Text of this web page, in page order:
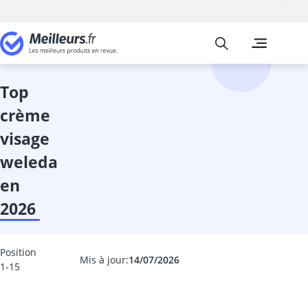
Beauté et
Ampoule
Meilleurs
top
crème
visage
weleda
en
2026
Mis à jour:14/07/2026
Position
1-15